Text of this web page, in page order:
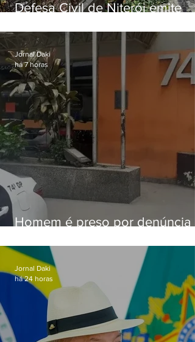
Defesa Civil de Niterói emite
sexta-feira (07)
Homem é preso por denúncia
Alcântara
Jornal Daki
há 7 horas
Jornal Daki
há 24 horas